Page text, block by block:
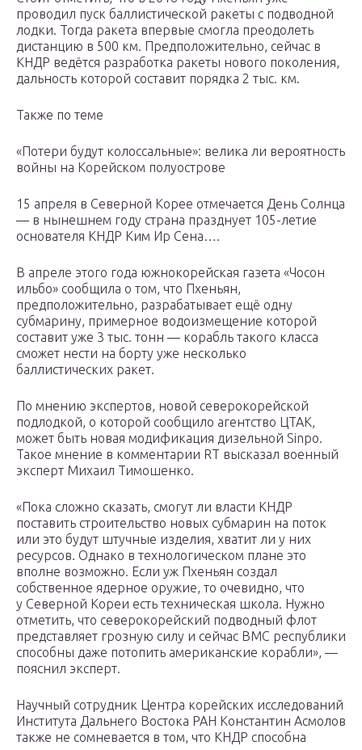
проводил пуск баллистической ракеты с подводной
лодки. Тогда ракета впервые смогла преодолеть
дистанцию в 500 км. Предположительно, сейчас в
КНДР ведётся разработка ракеты нового поколения,
дальность которой составит порядка 2 тыс. км.
Также по теме
«Потери будут колоссальные»: велика ли вероятность
войны на Корейском полуострове
15 апреля в Северной Корее отмечается День Солнца
— в нынешнем году страна празднует 105-летие
основателя КНДР Ким Ир Сена….
В апреле этого года южнокорейская газета «Чосон
ильбо» сообщила о том, что Пхеньян,
предположительно, разрабатывает ещё одну
субмарину, примерное водоизмещение которой
составит уже 3 тыс. тонн — корабль такого класса
сможет нести на борту уже несколько
баллистических ракет.
По мнению экспертов, новой северокорейской
подлодкой, о которой сообщило агентство ЦТАК,
может быть новая модификация дизельной Sinpo.
Такое мнение в комментарии RT высказал военный
эксперт Михаил Тимошенко.
«Пока сложно сказать, смогут ли власти КНДР
поставить строительство новых субмарин на поток
или это будут штучные изделия, хватит ли у них
ресурсов. Однако в технологическом плане это
вполне возможно. Если уж Пхеньян создал
собственное ядерное оружие, то очевидно, что
у Северной Кореи есть техническая школа. Нужно
отметить, что северокорейский подводный флот
представляет грозную силу и сейчас ВМС республики
способны даже потопить американские корабли», —
пояснил эксперт.
Научный сотрудник Центра корейских исследований
Института Дальнего Востока РАН Константин Асмолов
также не сомневается в том, что КНДР способна